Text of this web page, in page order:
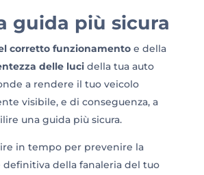
guida più sicura
corretto funzionamentoe della
delle luci della tua auto
a rendere il tuo veicolo
visibile, e di conseguenza, a
una guida più sicura.
in tempo per prevenire la
definitiva della fanaleria del tuo